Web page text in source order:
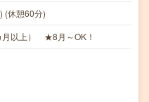
(休憩60分)
月以上） ★8月～OK！